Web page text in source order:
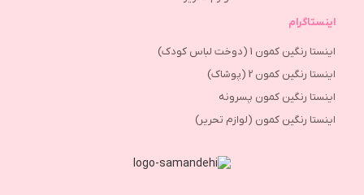
اینستاگرام
اینستا رنگین کمون 1 (دوخت لباس کودک)
اینستا رنگین کمون 2 (پوشاک)
اینستا رنگین کمون پسرونه
اینستا رنگین کمون (لوازم تحریر)